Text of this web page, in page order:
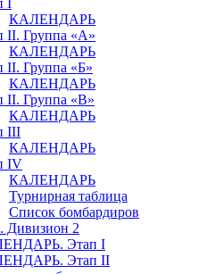
I
КАЛЕНДАРЬ
II. Группа «А»
КАЛЕНДАРЬ
II. Группа «Б»
КАЛЕНДАРЬ
II. Группа «В»
КАЛЕНДАРЬ
III
КАЛЕНДАРЬ
IV
КАЛЕНДАРЬ
Турнирная таблица
Список бомбардиров
2
Этап I
Этап II